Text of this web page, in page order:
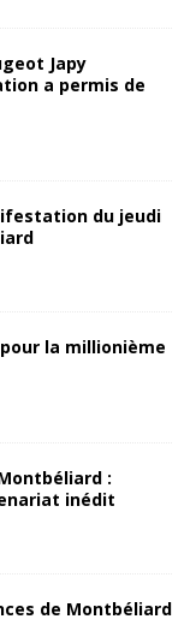
Japy
a permis de
du jeudi
la millionième
:
inédit
de Montbéliard